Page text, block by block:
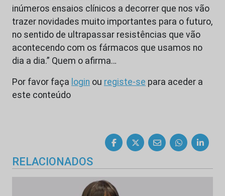
inúmeros ensaios clínicos a decorrer que nos vão
trazer novidades muito importantes para o futuro,
no sentido de ultrapassar resistências que vão
acontecendo com os fármacos que usamos no
dia a dia.” Quem o afirma…
Por favor faça login ou registe-se para aceder a
este conteúdo
RELACIONADOS